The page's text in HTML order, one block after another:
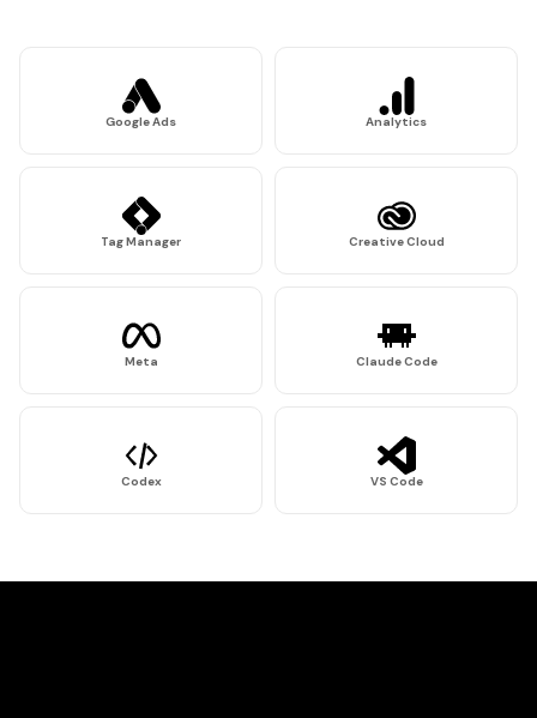
Google Ads Analytics
Tag Manager Creative Cloud
Meta Claude Code
Codex VS Code